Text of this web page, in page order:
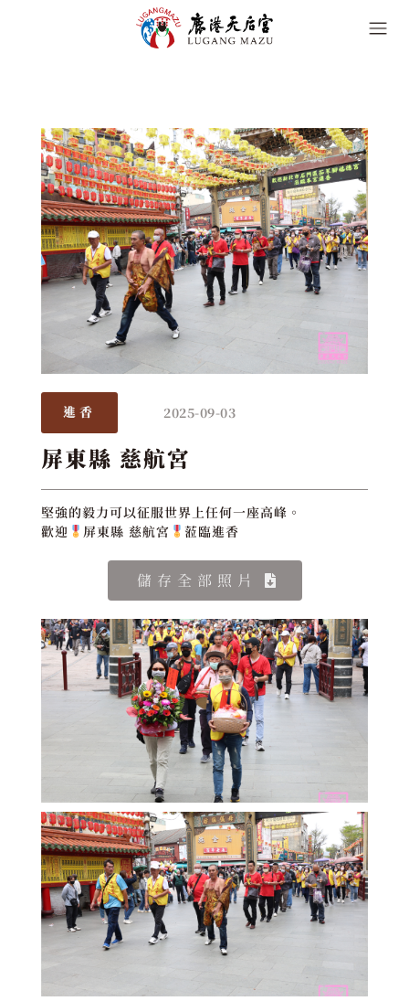
進香 2025-09-03
屏東縣 慈航宮
堅強的毅力可以征服世界上任何一座高峰。
歡迎
屏東縣 慈航宮 蒞臨進香
儲存全部照片